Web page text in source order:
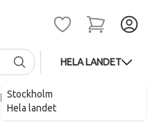
HELA LANDET
Stockholm
Hela landet
Basservice med olja och